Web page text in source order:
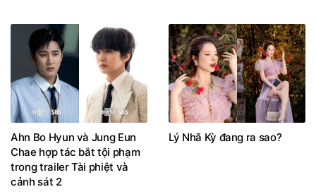
Ahn Bo Hyun và Jung Eun
Chae hợp tác bắt tội phạm
trong trailer Tài phiệt và
cảnh sát 2
Lý Nhã Kỳ đang ra sao?